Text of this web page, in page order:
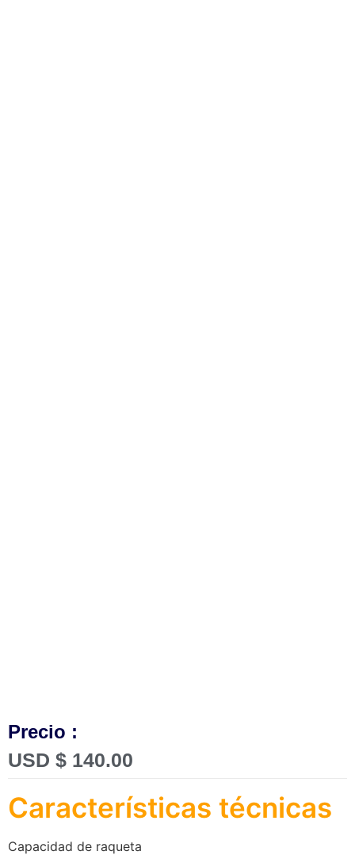
Precio :
USD $ 140.00
Características técnicas
Capacidad de raqueta